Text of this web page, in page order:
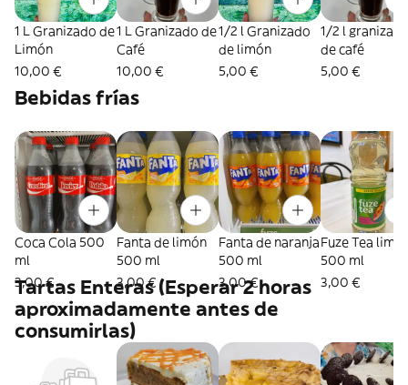
1 L Granizado de
Limón
10,00 €
1 L Granizado de
Café
10,00 €
1/2 l Granizado
de limón
5,00 €
1/2 l
de café
5,00 €
Bebidas frías
Coca Cola 500
ml
3,00 €
Fanta de limón
500 ml
3,00 €
Fanta de naranja
500 ml
3,00 €
Fuze Tea
500 ml
3,00 €
Tartas Enteras (Esperar 2 horas
aproximadamente antes de
consumirlas)